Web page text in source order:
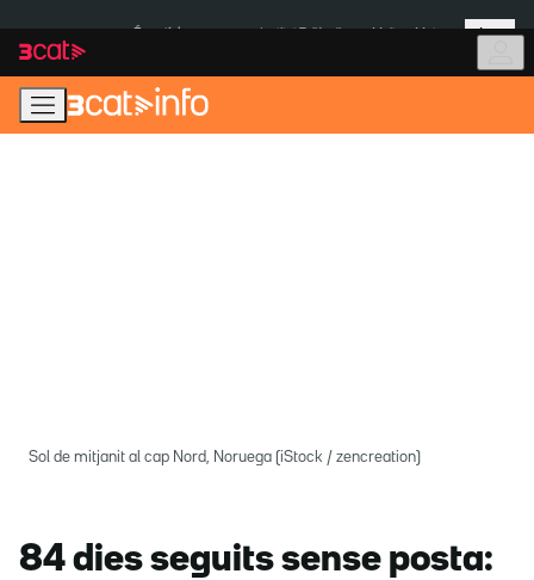
navegació
principal
contingut
Més
Sol de mitjanit al cap Nord, Noruega (iStock / zencreation)
84 dies seguits sense posta: